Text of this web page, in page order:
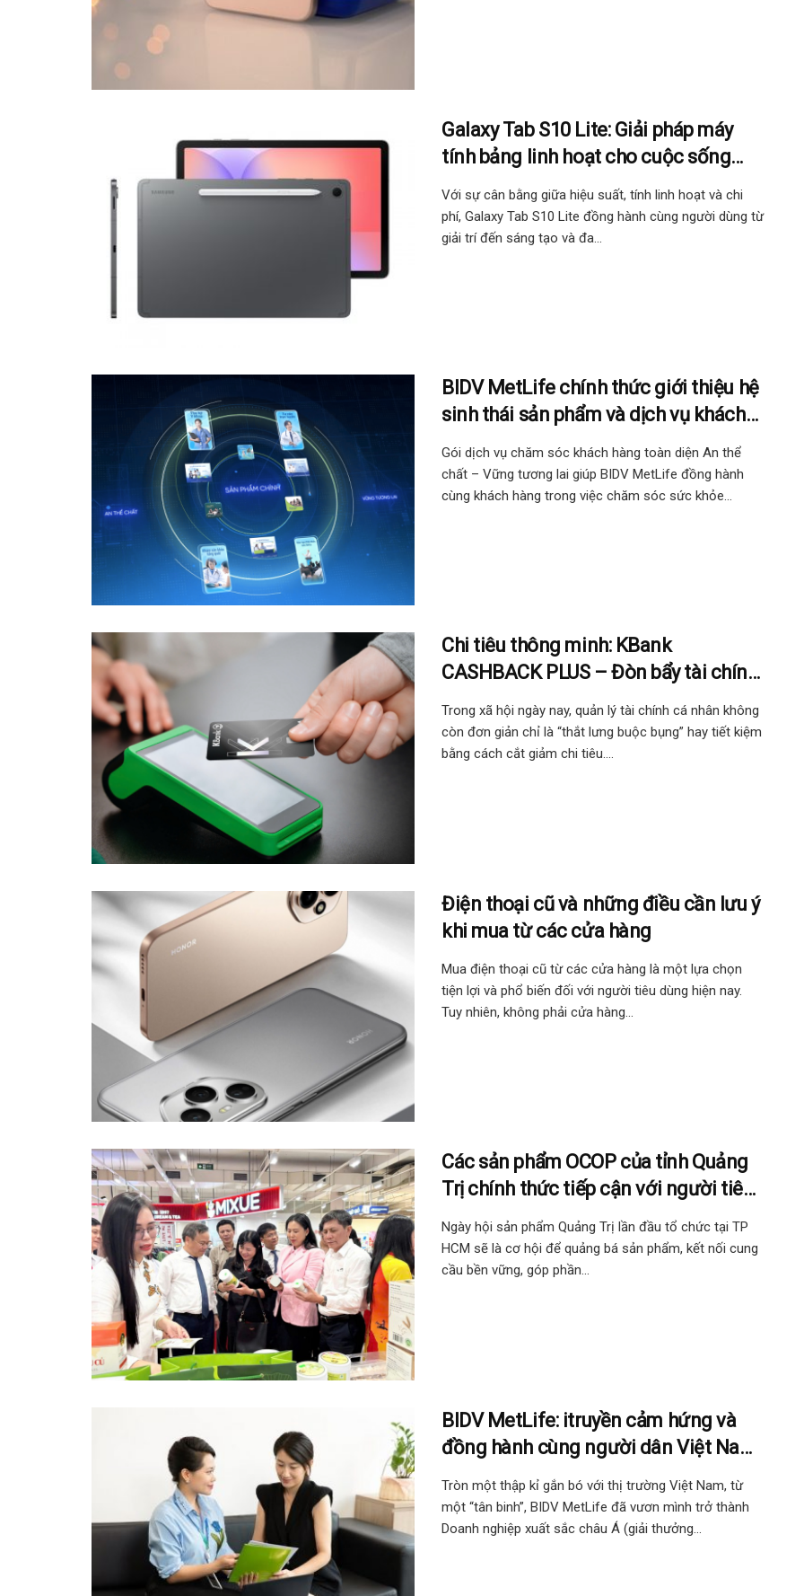
Galaxy Tab S10 Lite: Giải pháp máy
tính bảng linh hoạt cho cuộc sống
hằng ngày
Với sự cân bằng giữa hiệu suất, tính linh hoạt và chi
phí, Galaxy Tab S10 Lite đồng hành cùng người dùng từ
giải trí đến sáng tạo và đa...
BIDV MetLife chính thức giới thiệu hệ
sinh thái sản phẩm và dịch vụ khách
hàng thế hệ mới “Chủ động Tương lai”
Gói dịch vụ chăm sóc khách hàng toàn diện An thể
chất – Vững tương lai giúp BIDV MetLife đồng hành
cùng khách hàng trong việc chăm sóc sức khỏe...
Chi tiêu thông minh: KBank
CASHBACK PLUS – Đòn bẩy tài chính
cho cuộc sống hiện đại
Trong xã hội ngày nay, quản lý tài chính cá nhân không
còn đơn giản chỉ là “thắt lưng buộc bụng” hay tiết kiệm
bằng cách cắt giảm chi tiêu....
Điện thoại cũ và những điều cần lưu ý
khi mua từ các cửa hàng
Mua điện thoại cũ từ các cửa hàng là một lựa chọn
tiện lợi và phổ biến đối với người tiêu dùng hiện nay.
Tuy nhiên, không phải cửa hàng...
Các sản phẩm OCOP của tỉnh Quảng
Trị chính thức tiếp cận với người tiêu
dùng TP HCM thông qua hệ thống
của Saigon Co.op
Ngày hội sản phẩm Quảng Trị lần đầu tổ chức tại TP
HCM sẽ là cơ hội để quảng bá sản phẩm, kết nối cung
cầu bền vững, góp phần...
BIDV MetLife: itruyền cảm hứng và
đồng hành cùng người dân Việt Nam
xây dựng kế hoạch cho một đời đáng
sống
Tròn một thập kỉ gắn bó với thị trường Việt Nam, từ
một “tân binh”, BIDV MetLife đã vươn mình trở thành
Doanh nghiệp xuất sắc châu Á (giải thưởng...